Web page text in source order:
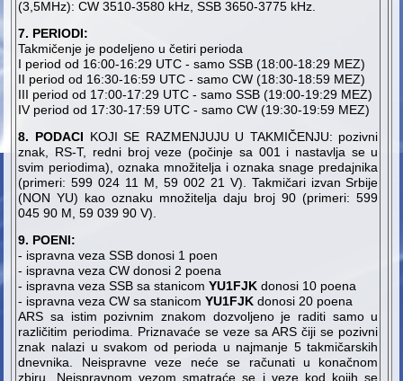
(3,5MHz): CW 3510-3580 kHz, SSB 3650-3775 kHz.
7. PERIODI:
Takmičenje je podeljeno u četiri perioda
I period od 16:00-16:29 UTC - samo SSB (18:00-18:29 MEZ)
II period od 16:30-16:59 UTC - samo CW (18:30-18:59 MEZ)
III period od 17:00-17:29 UTC - samo SSB (19:00-19:29 MEZ)
IV period od 17:30-17:59 UTC - samo CW (19:30-19:59 MEZ)
8. PODACI KOJI SE RAZMENJUJU U TAKMIČENJU: pozivni
znak, RS-T, redni broj veze (počinje sa 001 i nastavlja se u
svim periodima), oznaka množitelja i oznaka snage predajnika
(primeri: 599 024 11 M, 59 002 21 V). Takmičari izvan Srbije
(NON YU) kao oznaku množitelja daju broj 90 (primeri: 599
045 90 M, 59 039 90 V).
9. POENI:
- ispravna veza SSB donosi 1 poen
- ispravna veza CW donosi 2 poena
- ispravna veza SSB sa stanicomYU1FJK donosi 10 poena
- ispravna veza CW sa stanicomYU1FJK donosi 20 poena
ARS sa istim pozivnim znakom dozvoljeno je raditi samo u
različitim periodima. Priznavaće se veze sa ARS čiji se pozivni
znak nalazi u svakom od perioda u najmanje 5 takmičarskih
dnevnika. Neispravne veze neće se računati u konačnom
zbiru. Neispravnom vezom smatraće se i veze kod kojih se